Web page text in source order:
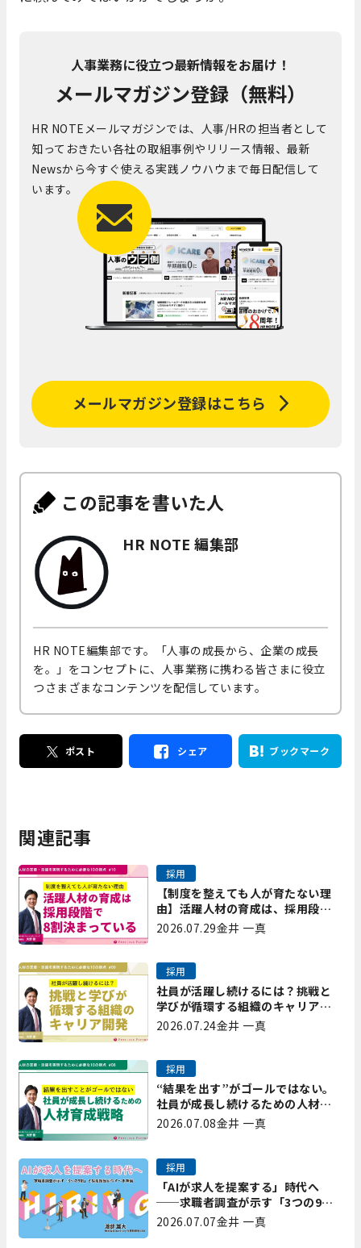
人事業務に役立つ最新情報をお届け！
メールマガジン登録（無料）
HR NOTEメールマガジンでは、人事/HRの担当者として
知っておきたい各社の取組事例やリリース情報、最新
Newsから今すぐ使える実践ノウハウまで毎日配信して
います。
メールマガジン登録はこちら
この記事を書いた人
HR NOTE 編集部
HR NOTE編集部です。「人事の成長から、企業の成長
を。」をコンセプトに、人事業務に携わる皆さまに役立
つさまざまなコンテンツを配信しています。
ポスト シェア ブックマーク
関連記事
【制度を整えても人が育たない理
由】活躍人材の育成は、採用段階
で8割決まっている｜プレシャスパ
採用
2026.07.29金井 一真
社員が活躍し続けるには？挑戦と
学びが循環する組織のキャリア開
発｜プレシャスパートナーズ矢野
採用
2026.07.24金井 一真
“結果を出す”がゴールではない。
社員が成長し続けるための人材育
成戦略｜プレシャスパートナーズ
採用
2026.07.08金井 一真
「AIが求人を提案する」時代へ
──求職者調査が示す「3つの9
割」と、採用担当が今すべき準備
採用
2026.07.07金井 一真